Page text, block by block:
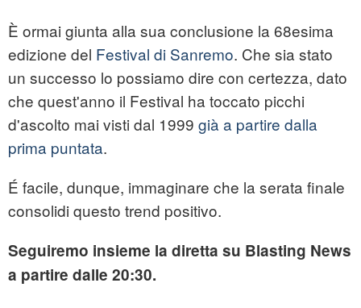
È ormai giunta alla sua conclusione la 68esima
edizione del Festival di Sanremo. Che sia stato
un successo lo possiamo dire con certezza, dato
che quest'anno il Festival ha toccato picchi
d'ascolto mai visti dal 1999 già a partire dalla
prima puntata.
É facile, dunque, immaginare che la serata finale
consolidi questo trend positivo.
Seguiremo insieme la diretta su Blasting News
a partire dalle 20:30.